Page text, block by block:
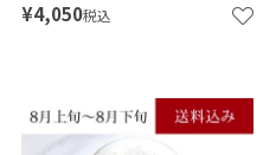
¥4,050税込